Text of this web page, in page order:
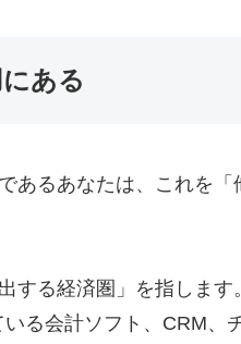
ある
るあなたは、これを
る経済圏」を指します
る会計ソフト、CRM、